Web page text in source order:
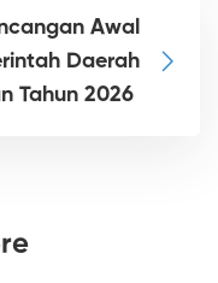
Awal
Daerah
Tahun 2026